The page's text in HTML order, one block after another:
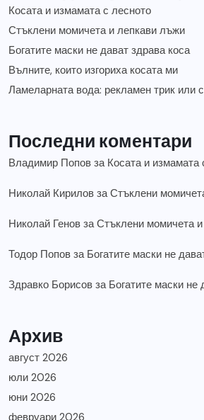
Косата и измамата с лесното
Стъклени момичета и лепкави лъжи
Богатите маски не дават здрава коса
Вълните, които изгориха косата ми
Ламеларната вода: рекламен трик или
Последни коментари
Владимир Попов за Косата и измамата
Николай Кирилов заСтъклени
Николай Генов заСтъклени момичета
Тодор Попов за Богатите маски не
Здравко Борисов за Богатите маски не
Архив
август 2026
юли 2026
юни 2026
февруари 2026